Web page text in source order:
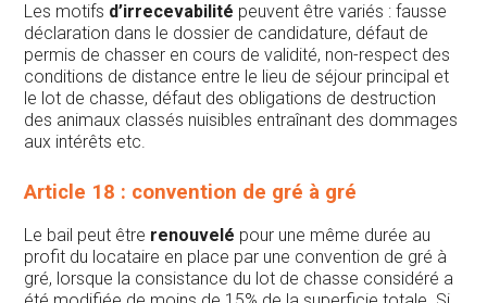
Les motifs d’irrecevabilité peuvent être variés : fausse
déclaration dans le dossier de candidature, défaut de
permis de chasser en cours de validité, non-respect des
conditions de distance entre le lieu de séjour principal et
le lot de chasse, défaut des obligations de destruction
des animaux classés nuisibles entraînant des dommages
aux intérêts etc.
Article 18 : convention de gré à gré
Le bail peut être renouvelé pour une même durée au
profit du locataire en place par une convention de gré à
gré, lorsque la consistance du lot de chasse considéré a